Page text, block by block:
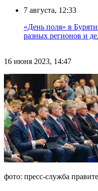
7 августа, 12:33
«День поля» в
разных регионов и
16 июня 2023, 14:47
фото: пресс-служба